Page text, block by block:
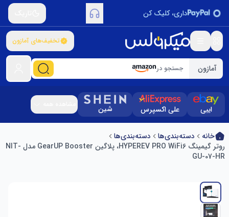
داری، کلیک کن
تخفیف‌های آمازون
آمازون جستجو در
ایبی علی اکسپرس شین
خانه دسته‌بندی‌ها
دسته‌بندی‌ها
روتر گیمینگ HYPEREV PRO WiFi6، پلاگین GearUP Booster مدل NIT-
GU-07-HR